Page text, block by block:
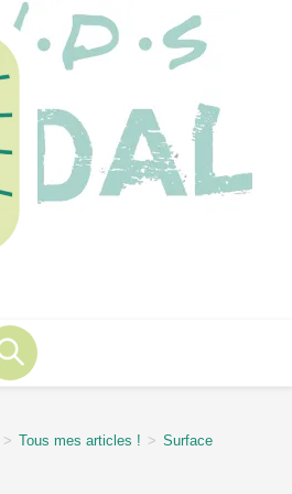
> Tous mes articles ! > Surface